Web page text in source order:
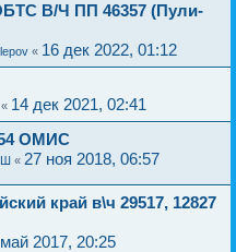
В/Ч ПП 46357 (Пули-
« 16 дек 2022, 01:12
« 14 дек 2021, 02:41
ОМИС
Ш « 27 ноя 2018, 06:57
край в\ч 29517, 12827
2017, 20:25